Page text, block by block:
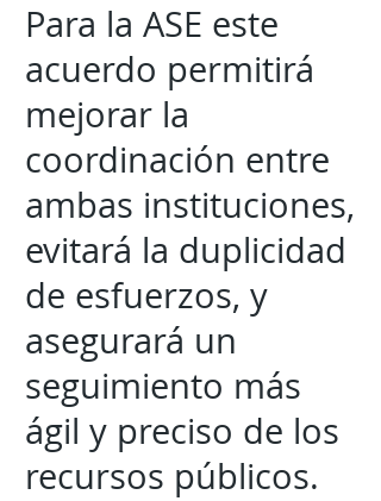
Para la ASE este
acuerdo permitirá
mejorar la
coordinación entre
ambas instituciones,
evitará la duplicidad
de esfuerzos, y
asegurará un
seguimiento más
ágil y preciso de los
recursos públicos.